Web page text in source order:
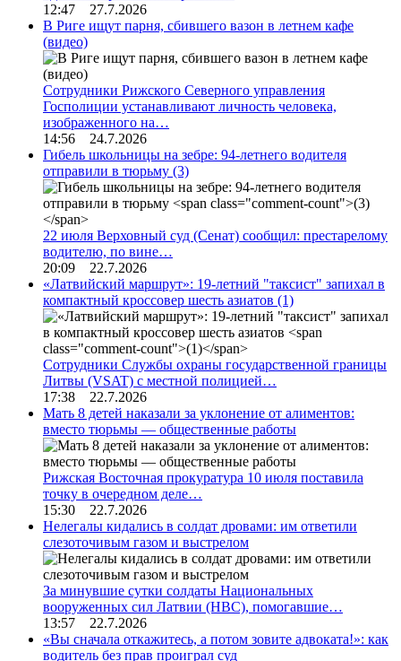
12:47 27.7.2026
В Риге ищут парня, сбившего вазон в летнем кафе
(видео)
Сотрудники Рижского Северного управления
Госполиции устанавливают личность человека,
изображенного на…
14:56 24.7.2026
Гибель школьницы на зебре: 94-летнего водителя
отправили в тюрьму (3)
22 июля Верховный суд (Сенат) сообщил: престарелому
водителю, по вине…
20:09 22.7.2026
«Латвийский маршрут»: 19-летний "таксист" запихал в
компактный кроссовер шесть азиатов (1)
Сотрудники Службы охраны государственной границы
Литвы (VSAT) с местной полицией…
17:38 22.7.2026
Мать 8 детей наказали за уклонение от алиментов:
вместо тюрьмы — общественные работы
Рижская Восточная прокуратура 10 июля поставила
точку в очередном деле…
15:30 22.7.2026
Нелегалы кидались в солдат дровами: им ответили
слезоточивым газом и выстрелом
За минувшие сутки солдаты Национальных
вооруженных сил Латвии (НВС), помогавшие…
13:57 22.7.2026
«Вы сначала откажитесь, а потом зовите адвоката!»: как
водитель без прав проиграл суд